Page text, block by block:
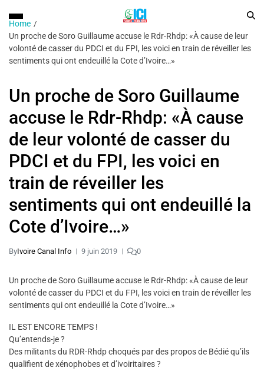
Home
Un proche de Soro Guillaume accuse le Rdr-Rhdp: «À cause de leur
volonté de casser du PDCI et du FPI, les voici en train de réveiller les
sentiments qui ont endeuillé la Cote d’Ivoire…»
Un proche de Soro Guillaume
accuse le Rdr-Rhdp: «À cause
de leur volonté de casser du
PDCI et du FPI, les voici en
train de réveiller les
sentiments qui ont endeuillé la
Cote d’Ivoire…»
ByIvoire Canal Info 9 juin 2019 0
Un proche de Soro Guillaume accuse le Rdr-Rhdp: «À cause de leur
volonté de casser du PDCI et du FPI, les voici en train de réveiller les
sentiments qui ont endeuillé la Cote d’Ivoire…»
IL EST ENCORE TEMPS !
Qu’entends-je ?
Des militants du RDR-Rhdp choqués par des propos de Bédié qu’ils
qualifient de xénophobes et d’ivoiritaires ?